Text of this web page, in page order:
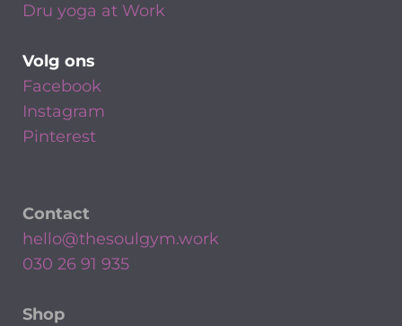
Dru yoga at Work
Volg ons
Facebook
Instagram
Pinterest
Contact
hello@thesoulgym.work
030 26 91 935
Shop